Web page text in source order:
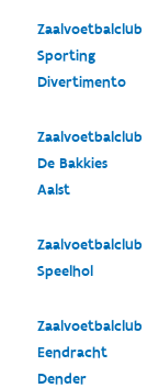
Zaalvoetbalclub
Sporting
Divertimento
Zaalvoetbalclub
De Bakkies
Aalst
Zaalvoetbalclub
Speelhol
Zaalvoetbalclub
Eendracht
Dender